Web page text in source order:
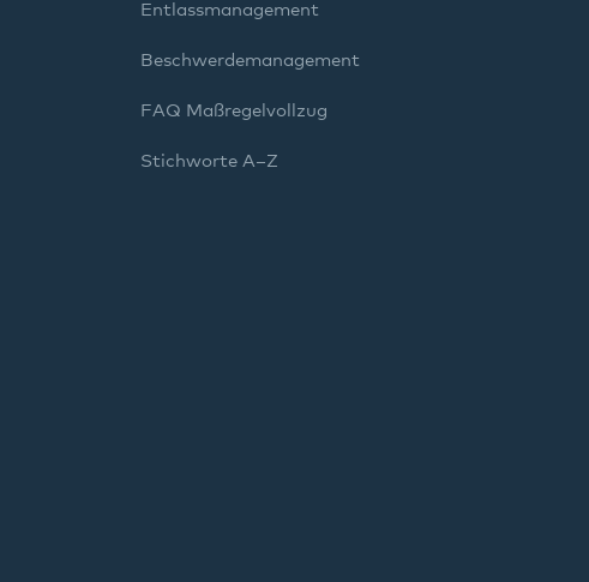
Entlassmanagement
Beschwerdemanagement
FAQ Maßregelvollzug
Stichworte A–Z